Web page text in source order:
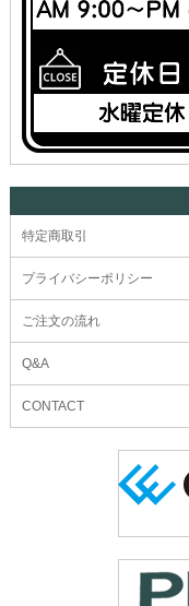
特定商取引
プライバシーポリシー
ご注文の流れ
Q&A
CONTACT